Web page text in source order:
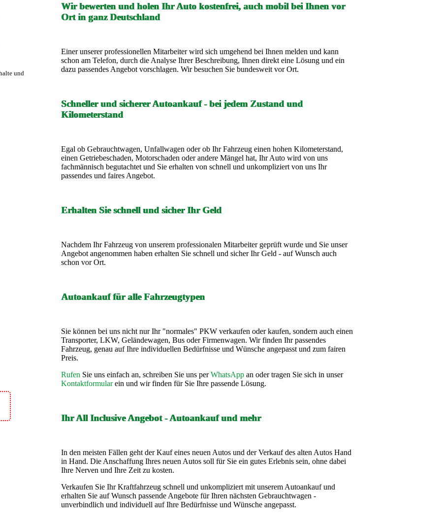
und
Wir bewerten und holen Ihr Auto kostenfrei, auch mobil bei Ihnen vor
Ort in ganz Deutschland
Einer unserer professionellen Mitarbeiter wird sich umgehend bei Ihnen melden und kann
schon am Telefon, durch die Analyse Ihrer Beschreibung, Ihnen direkt eine Lösung und ein
dazu passendes Angebot vorschlagen. Wir besuchen Sie bundesweit vor Ort.
Schneller und sicherer Autoankauf - bei jedem Zustand und
Kilometerstand
Egal ob Gebrauchtwagen, Unfallwagen oder ob Ihr Fahrzeug einen hohen Kilometerstand,
einen Getriebeschaden, Motorschaden oder andere Mängel hat, Ihr Auto wird von uns
fachmännisch begutachtet und Sie erhalten von schnell und unkompliziert von uns Ihr
passendes und faires Angebot.
Erhalten Sie schnell und sicher Ihr Geld
Nachdem Ihr Fahrzeug von unserem professionalen Mitarbeiter geprüft wurde und Sie unser
Angebot angenommen haben erhalten Sie schnell und sicher Ihr Geld - auf Wunsch auch
schon vor Ort.
Autoankauf für alle Fahrzeugtypen
Sie können bei uns nicht nur Ihr "normales" PKW verkaufen oder kaufen, sondern auch einen
Transporter, LKW, Geländewagen, Bus oder Firmenwagen. Wir finden Ihr passendes
Fahrzeug, genau auf Ihre individuellen Bedürfnisse und Wünsche angepasst und zum fairen
Preis.
Rufen Sie uns einfach an, schreiben Sie uns perWhatsApp an oder tragen Sie sich in unser
Kontaktformularein und wir finden für Sie Ihre passende Lösung.
Ihr All Inclusive Angebot - Autoankauf und mehr
In den meisten Fällen geht der Kauf eines neuen Autos und der Verkauf des alten Autos Hand
in Hand. Die Anschaffung Ihres neuen Autos soll für Sie ein gutes Erlebnis sein, ohne dabei
Ihre Nerven und Ihre Zeit zu kosten.
Verkaufen Sie Ihr Kraftfahrzeug schnell und unkompliziert mit unserem Autoankauf und
erhalten Sie auf Wunsch passende Angebote für Ihren nächsten Gebrauchtwagen -
unverbindlich und individuell auf Ihre Bedürfnisse und Wünsche angepasst.